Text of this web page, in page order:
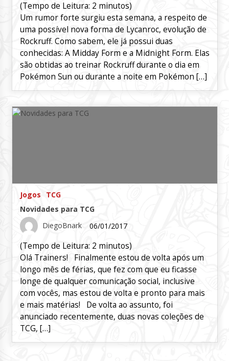
(Tempo de Leitura: 2 minutos)
Um rumor forte surgiu esta semana, a respeito de
uma possível nova forma de Lycanroc, evolução de
Rockruff. Como sabem, ele já possui duas
conhecidas: A Midday Form e a Midnight Form. Elas
são obtidas ao treinar Rockruff durante o dia em
Pokémon Sun ou durante a noite em Pokémon […]
Jogos
TCG
Novidades para TCG
DiegoBnark
06/01/2017
(Tempo de Leitura: 2 minutos)
Olá Trainers! Finalmente estou de volta após um
longo mês de férias, que fez com que eu ficasse
longe de qualquer comunicação social, inclusive
com vocês, mas estou de volta e pronto para mais
e mais matérias! De volta ao assunto, foi
anunciado recentemente, duas novas coleções de
TCG, […]